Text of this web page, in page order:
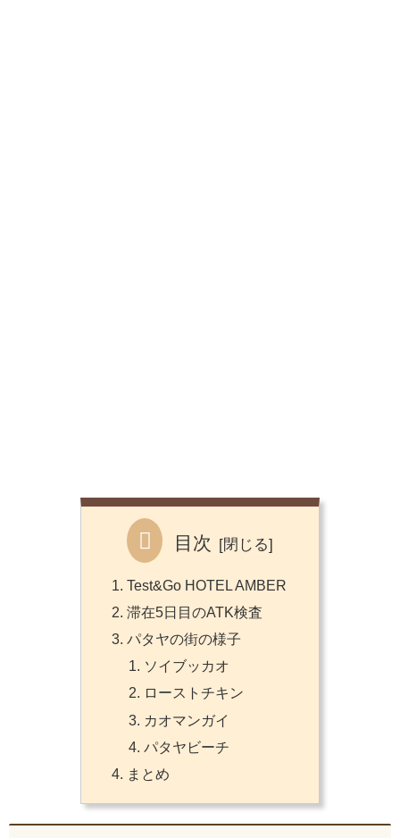
目次
Test&Go HOTEL AMBER
滞在5日目のATK検査
パタヤの街の様子
ソイブッカオ
ローストチキン
カオマンガイ
パタヤビーチ
まとめ